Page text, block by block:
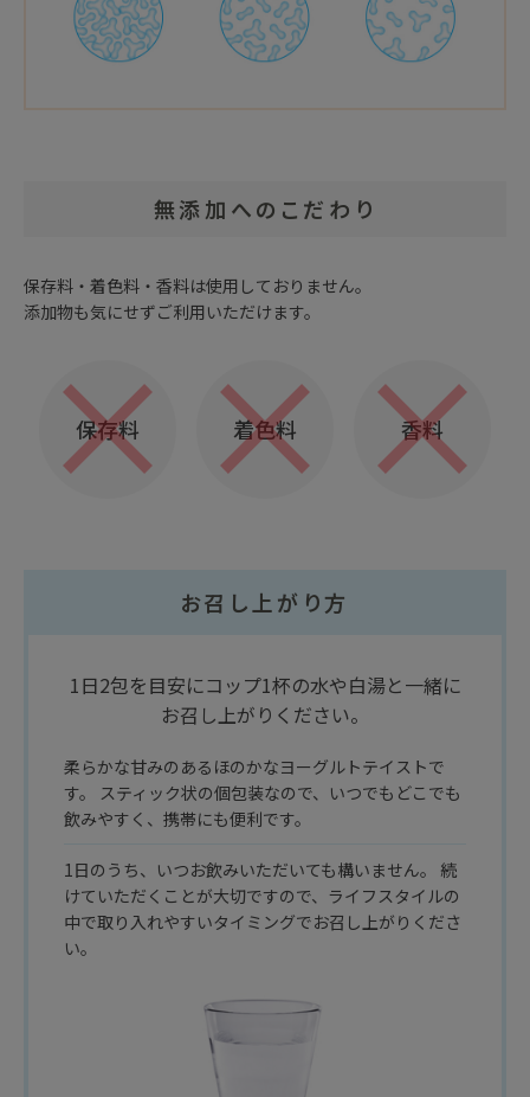
無添加へのこだわり
保存料・着色料・香料は使用しておりません。
添加物も気にせずご利用いただけます。
保存料 着色料 香料
お召し上がり方
1日2包を目安にコップ1杯の水や白湯と一緒に
お召し上がりください。
柔らかな甘みのあるほのかなヨーグルトテイストで
す。 スティック状の個包装なので、いつでもどこでも
飲みやすく、携帯にも便利です。
1日のうち、いつお飲みいただいても構いません。 続
けていただくことが大切ですので、ライフスタイルの
中で取り入れやすいタイミングでお召し上がりくださ
い。